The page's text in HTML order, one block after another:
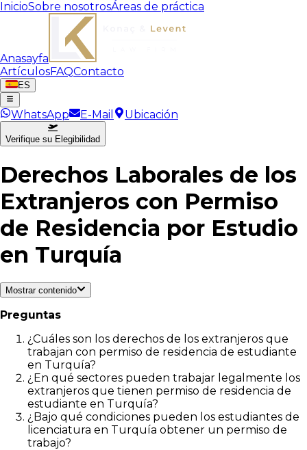
InicioSobre nosotrosÁreas de práctica
Anasayfa
ArtículosFAQContacto
ES
WhatsApp E-Mail Ubicación
Verifique su Elegibilidad
Derechos Laborales de los
Extranjeros con Permiso
de Residencia por Estudio
en Turquía
Mostrar contenido
Preguntas
¿Cuáles son los derechos de los extranjeros que
trabajan con permiso de residencia de estudiante
en Turquía?
¿En qué sectores pueden trabajar legalmente los
extranjeros que tienen permiso de residencia de
estudiante en Turquía?
¿Bajo qué condiciones pueden los estudiantes de
licenciatura en Turquía obtener un permiso de
trabajo?